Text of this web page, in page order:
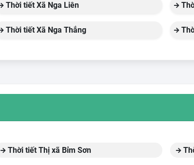
Thời tiết Xã Nga Liên
Thời tiết Xã Nga Thắng
Thời tiết Thị xã Bỉm Sơn